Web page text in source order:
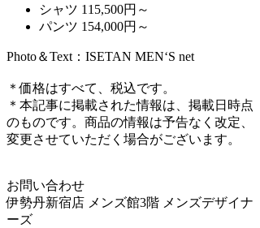
シャツ 115,500円～
パンツ 154,000円～
Photo＆Text：ISETAN MEN‘S net
＊価格はすべて、税込です。
＊本記事に掲載された情報は、掲載日時点
のものです。商品の情報は予告なく改定、
変更させていただく場合がございます。
お問い合わせ
伊勢丹新宿店 メンズ館3階 メンズデザイナ
ーズ